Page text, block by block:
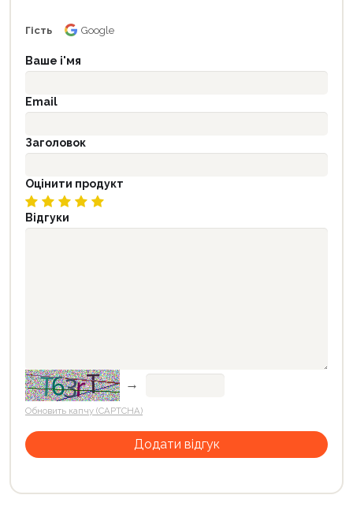
Гість Google
Ваше і'мя
Email
Заголовок
Оцінити продукт
Відгуки
→
Обновить капчу (CAPTCHA)